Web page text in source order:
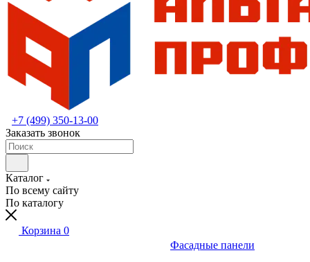
+7 (499) 350-13-00
Заказать звонок
Каталог
По всему сайту
По каталогу
Корзина 0
Фасадные панели